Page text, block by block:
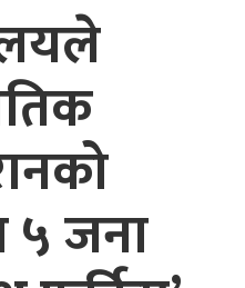
५ जना